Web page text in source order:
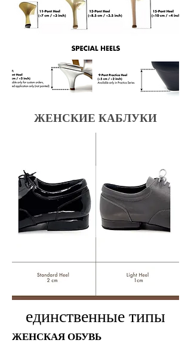
ЖЕНСКИЕ КАБЛУКИ
единственные типы
ЖЕНСКАЯ ОБУВЬ